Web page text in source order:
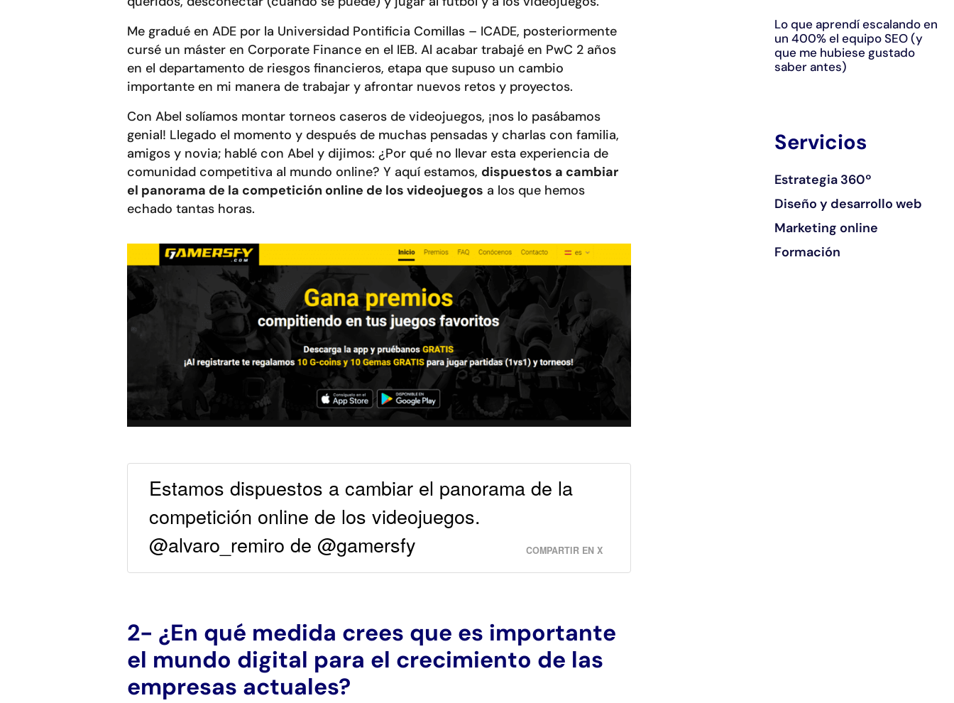
Me gradué en ADE por la Universidad Pontificia Comillas – ICADE, posteriormente
cursé un máster en Corporate Finance en el IEB. Al acabar trabajé en PwC 2 años
en el departamento de riesgos financieros, etapa que supuso un cambio
importante en mi manera de trabajar y afrontar nuevos retos y proyectos.
Con Abel solíamos montar torneos caseros de videojuegos, ¡nos lo pasábamos
genial! Llegado el momento y después de muchas pensadas y charlas con familia,
amigos y novia; hablé con Abel y dijimos: ¿Por qué no llevar esta experiencia de
comunidad competitiva al mundo online? Y aquí estamos, dispuestos a cambiar
el panorama de la competición online de los videojuegos a los que hemos
echado tantas horas.
Estamos dispuestos a cambiar el panorama de la
competición online de los videojuegos.
@alvaro_remiro de @gamersfy
COMPARTIR EN X
2- ¿En qué medida crees que es importante
el mundo digital para el crecimiento de las
empresas actuales?
Lo que aprendí escalando en
un 400% el equipo SEO (y
que me hubiese gustado
saber antes)
Servicios
Estrategia 360º
Diseño y desarrollo web
Marketing online
Formación